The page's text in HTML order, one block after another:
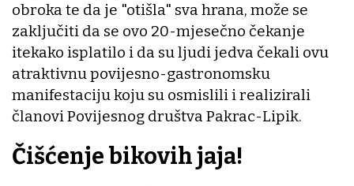
obroka te da je "otišla" sva hrana, može se
zaključiti da se ovo 20-mjesečno čekanje
itekako isplatilo i da su ljudi jedva čekali ovu
atraktivnu povijesno-gastronomsku
manifestaciju koju su osmislili i realizirali
članovi Povijesnog društva Pakrac-Lipik.
Čišćenje bikovih jaja!